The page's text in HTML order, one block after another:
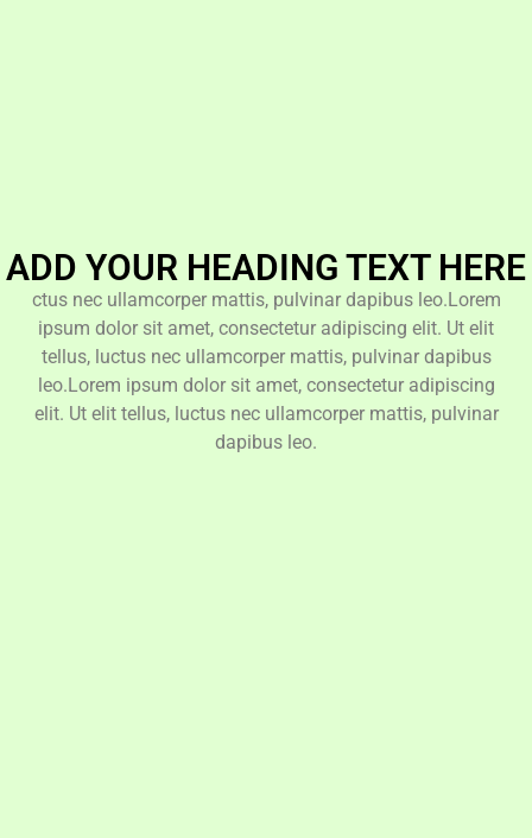
ADD YOUR HEADING TEXT HERE
ctus nec ullamcorper mattis, pulvinar dapibus leo.Lorem
ipsum dolor sit amet, consectetur adipiscing elit. Ut elit
tellus, luctus nec ullamcorper mattis, pulvinar dapibus
leo.Lorem ipsum dolor sit amet, consectetur adipiscing
elit. Ut elit tellus, luctus nec ullamcorper mattis, pulvinar
dapibus leo.